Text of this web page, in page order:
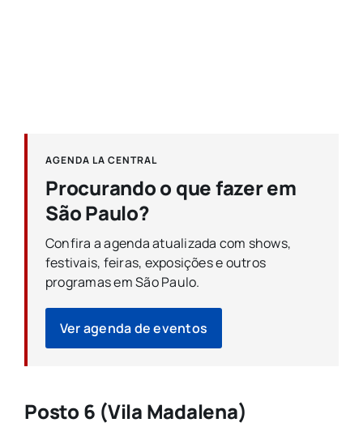
AGENDA LA CENTRAL
Procurando o que fazer em
São Paulo?
Confira a agenda atualizada com shows,
festivais, feiras, exposições e outros
programas em São Paulo.
Ver agenda de eventos
Posto 6 (Vila Madalena)